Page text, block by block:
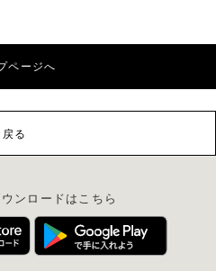
戻る
ページへ
ンロードはこちら